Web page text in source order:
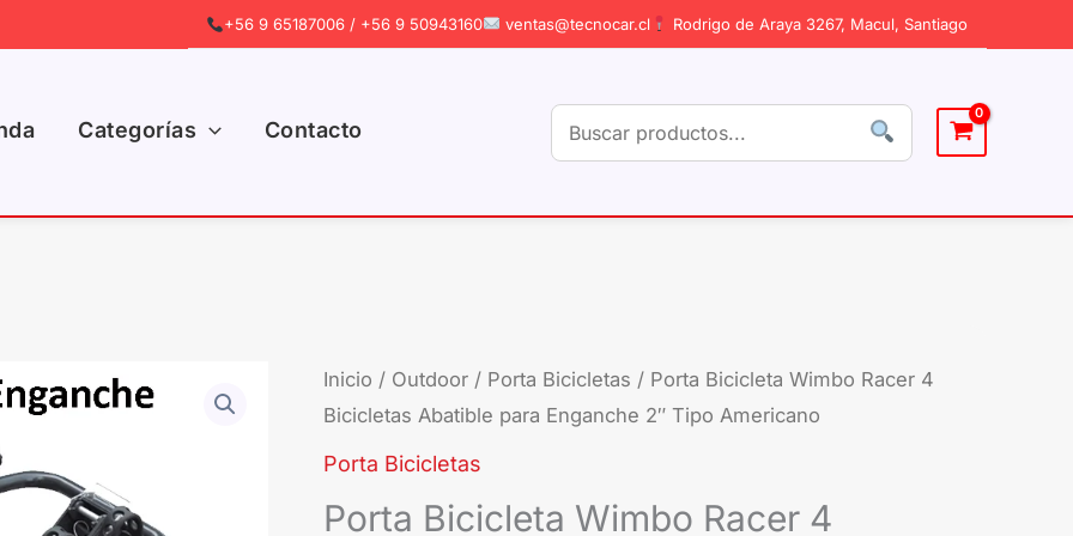
+56 9 65187006 / +56 9 50943160 ventas@tecnocar.cl Rodrigo de Araya 3267, Macul, Santiago
Categorías Contacto
Inicio / Outdoor / Porta Bicicletas / Porta Bicicleta Wimbo Racer 4
Bicicletas Abatible para Enganche 2″ Tipo Americano
Porta Bicicletas
Porta Bicicleta Wimbo Racer 4
El
precio
original
El
actual
Porta
Bicicleta
Wimbo